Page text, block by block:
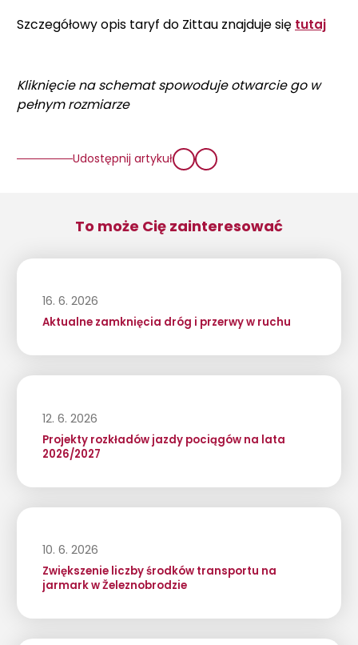
Szczegółowy opis taryf do Zittau znajduje się tutaj
Kliknięcie na schemat spowoduje otwarcie go w
pełnym rozmiarze
Udostępnij artykuł
To może Cię zainteresować
16. 6. 2026
Aktualne zamknięcia dróg i przerwy w ruchu
12. 6. 2026
Projekty rozkładów jazdy pociągów na lata
2026/2027
10. 6. 2026
Zwiększenie liczby środków transportu na
jarmark w Železnobrodzie